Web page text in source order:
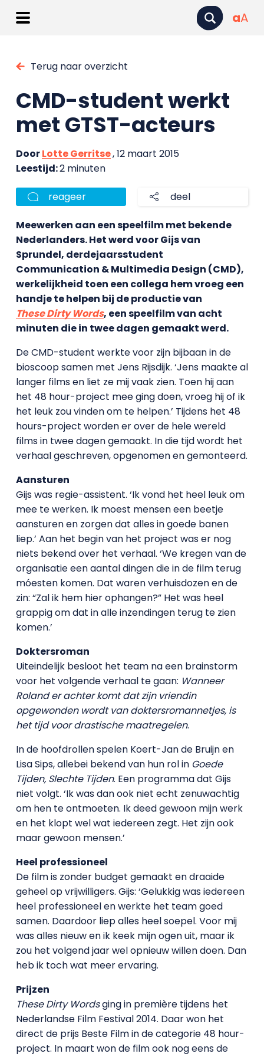
aA
Terug naar overzicht
CMD-student werkt
met GTST-acteurs
DoorLotte Gerritse, 12 maart 2015
Leestijd:2 minuten
reageer deel
Meewerken aan een speelfilm met bekende
Nederlanders. Het werd voor Gijs van
Sprundel, derdejaarsstudent
Communication & Multimedia Design (CMD),
werkelijkheid toen een collega hem vroeg een
handje te helpen bij de productie van
These Dirty Words, een speelfilm van acht
minuten die in twee dagen gemaakt werd.
De CMD-student werkte voor zijn bijbaan in de
bioscoop samen met Jens Rijsdijk. ‘Jens maakte al
langer films en liet ze mij vaak zien. Toen hij aan
het 48 hour-project mee ging doen, vroeg hij of ik
het leuk zou vinden om te helpen.’ Tijdens het 48
hours-project worden er over de hele wereld
films in twee dagen gemaakt. In die tijd wordt het
verhaal geschreven, opgenomen en gemonteerd.
Aansturen
Gijs was regie-assistent. ‘Ik vond het heel leuk om
mee te werken. Ik moest mensen een beetje
aansturen en zorgen dat alles in goede banen
liep.’ Aan het begin van het project was er nog
niets bekend over het verhaal. ‘We kregen van de
organisatie een aantal dingen die in de film terug
móesten komen. Dat waren verhuisdozen en de
zin: “Zal ik hem hier ophangen?” Het was heel
grappig om dat in alle inzendingen terug te zien
komen.’
Doktersroman
Uiteindelijk besloot het team na een brainstorm
voor het volgende verhaal te gaan: Wanneer
Roland er achter komt dat zijn vriendin
opgewonden wordt van doktersromannetjes, is
het tijd voor drastische maatregelen.
In de hoofdrollen spelen Koert-Jan de Bruijn en
Lisa Sips, allebei bekend van hun rol in Goede
Tijden, Slechte Tijden. Een programma dat Gijs
niet volgt. ‘Ik was dan ook niet echt zenuwachtig
om hen te ontmoeten. Ik deed gewoon mijn werk
en het klopt wel wat iedereen zegt. Het zijn ook
maar gewoon mensen.’
Heel professioneel
De film is zonder budget gemaakt en draaide
geheel op vrijwilligers. Gijs: ‘Gelukkig was iedereen
heel professioneel en werkte het team goed
samen. Daardoor liep alles heel soepel. Voor mij
was alles nieuw en ik keek mijn ogen uit, maar ik
zou het volgend jaar wel opnieuw willen doen. Dan
heb ik toch wat meer ervaring.
Prijzen
These Dirty Wordsging in première tijdens het
Nederlandse Film Festival 2014. Daar won het
direct de prijs Beste Film in de categorie 48 hour-
project. In maart won de film ook nog eens de